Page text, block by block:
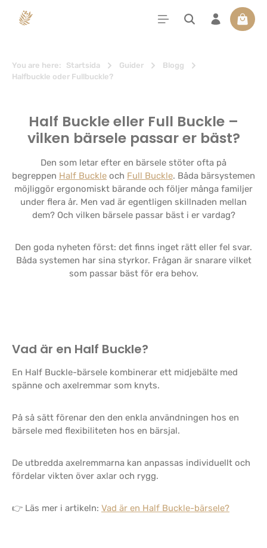
You are here: Startsida Guider
Blogg
Halfbuckle oder Fullbuckle?
Half Buckle eller Full Buckle –
vilken bärsele passar er bäst?
Den som letar efter en bärsele stöter ofta på
begreppen Half Buckle och Full Buckle. Båda bärsystemen
möjliggör ergonomiskt bärande och följer många familjer
under flera år. Men vad är egentligen skillnaden mellan
dem? Och vilken bärsele passar bäst i er vardag?
Den goda nyheten först: det finns inget rätt eller fel svar.
Båda systemen har sina styrkor. Frågan är snarare vilket
som passar bäst för era behov.
Vad är en Half Buckle?
En Half Buckle-bärsele kombinerar ett midjebälte med
spänne och axelremmar som knyts.
På så sätt förenar den den enkla användningen hos en
bärsele med flexibiliteten hos en bärsjal.
De utbredda axelremmarna kan anpassas individuellt och
fördelar vikten över axlar och rygg.
👉 Läs mer i artikeln: Vad är en Half Buckle-bärsele?